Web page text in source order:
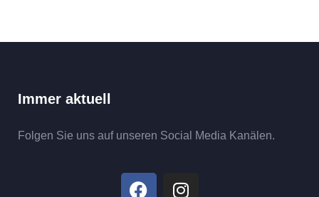
Immer aktuell
Folgen Sie uns auf unseren Social Media Kanälen.